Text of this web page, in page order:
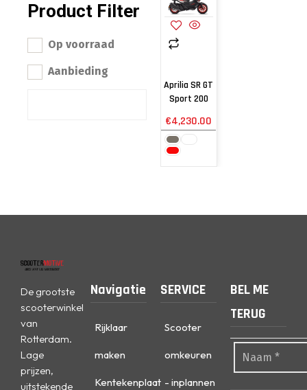
Product Filter
Op voorraad
Aanbieding
Aprilia SR GT
Sport 200
€4,230.00
De grootste
scooterwinkel
van
Rotterdam.
Lage
prijzen,
uitstekende
Navigatie
Rijklaar
maken
Kentekenplaat
SERVICE
Scooter
omkeuren
- inplannen
BEL ME
TERUG